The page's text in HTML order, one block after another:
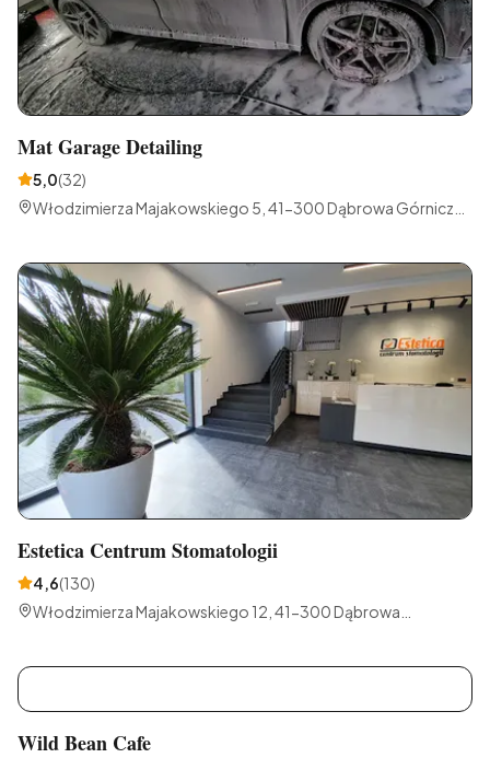
Mat Garage Detailing
5,0(32)
Włodzimierza Majakowskiego 5, 41-300 Dąbrowa Górnicza,
Estetica Centrum Stomatologii
4,6(130)
Włodzimierza Majakowskiego 12, 41-300 Dąbrowa
Wild Bean Cafe